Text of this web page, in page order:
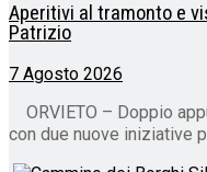
Aperitivi al tramonto e
Patrizio
7 Agosto 2026
ORVIETO – Doppio
con due nuove iniziative